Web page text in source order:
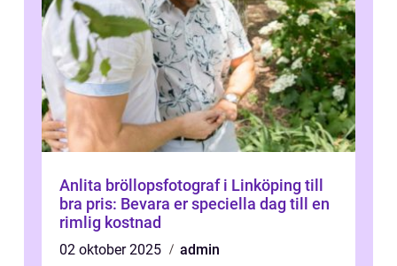
Anlita bröllopsfotograf i Linköping till
bra pris: Bevara er speciella dag till en
rimlig kostnad
02 oktober 2025
admin